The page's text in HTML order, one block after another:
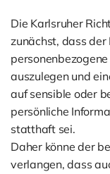
Die Karlsruher
zunächst, dass
auszulegen und
auf sensible oder
persönliche
statthaft sei.
Daher könne der
verlangen, dass